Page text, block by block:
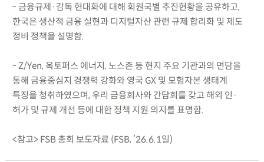
- 금융규제·감독 현대화에 대해 회원국별 추진현황을 공유하고,
한국은 생산적 금융 실현과 디지털자산 관련 규제 합리화 및 제도
정비 정책을 설명함.
- Z/Yen, 옥토퍼스 에너지, 노스존 등 현지 주요 기관과의 면담을
통해 금융중심지 경쟁력 강화와 영국 GX 및 모험자본 생태계
특징을 청취하였으며, 우리 금융회사와 간담회를 갖고 해외 인·
허가 및 규제 개선 등에 대한 정책 지원 의지를 표명함.
<참고> FSB 총회 보도자료 (FSB, ’26.6.1일)